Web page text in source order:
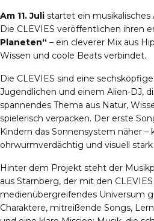
Am 11. Juli startet ein
Die CLEVIES veröffentlichen ihren
Planeten“ – ein cleverer Mix aus
Wissen und coole Beats verbindet.
Die CLEVIES sind eine
Jugendlichen und einem Alien-DJ,
spannendes Thema aus Natur,
spielerisch verpacken. Der erste
Kindern das Sonnensystem näher –
ohrwurmverdächtig und visuell
Hinter dem Projekt steht der
aus Starnberg, der mit den
medienübergreifendes Universum
Charaktere, mitreißende Songs,